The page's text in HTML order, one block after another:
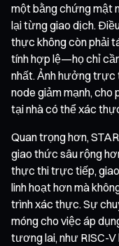
một bằng chứng mật
lại từng giao dịch.
thực không còn phải
tính hợp lệ—họ chỉ
nhất. Ảnh hưởng trực
node giảm mạnh,
tại nhà có thể xác
Quan trọng hơn,
giao thức sâu rộng
thực thi trực tiếp,
linh hoạt hơn mà
trình xác thực. Sự
móng cho việc áp
tương lai, như RISC-V